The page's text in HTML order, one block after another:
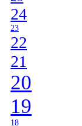
24
23
22
21
20
19
18